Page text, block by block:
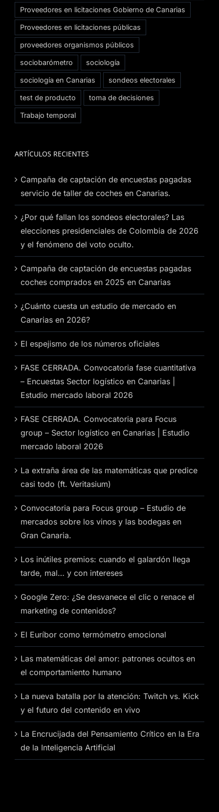
Proveedores en licitaciones Gobierno de Canarias
Proveedores en licitaciones públicas
proveedores organismos públicos
sociobarómetro sociología
sociología en Canarias sondeos electorales
test de producto toma de decisiones
Trabajo temporal
ARTÍCULOS RECIENTES
Campaña de captación de encuestas pagadas
servicio de taller de coches en Canarias.
¿Por qué fallan los sondeos electorales? Las
elecciones presidenciales de Colombia de 2026
y el fenómeno del voto oculto.
Campaña de captación de encuestas pagadas
coches comprados en 2025 en Canarias
¿Cuánto cuesta un estudio de mercado en
Canarias en 2026?
El espejismo de los números oficiales
FASE CERRADA. Convocatoria fase cuantitativa
– Encuestas Sector logístico en Canarias |
Estudio mercado laboral 2026
FASE CERRADA. Convocatoria para Focus
group – Sector logístico en Canarias | Estudio
mercado laboral 2026
La extraña área de las matemáticas que predice
casi todo (ft. Veritasium)
Convocatoria para Focus group – Estudio de
mercados sobre los vinos y las bodegas en
Gran Canaria.
Los inútiles premios: cuando el galardón llega
tarde, mal… y con intereses
Google Zero: ¿Se desvanece el clic o renace el
marketing de contenidos?
El Euríbor como termómetro emocional
Las matemáticas del amor: patrones ocultos en
el comportamiento humano
La nueva batalla por la atención: Twitch vs. Kick
y el futuro del contenido en vivo
La Encrucijada del Pensamiento Crítico en la Era
de la Inteligencia Artificial